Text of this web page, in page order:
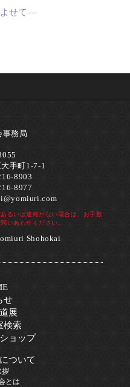
よせて―
事務局
手町1-7-1
8903
8977
るいは連絡がない場合は、お手数
いあわせください。
Shohokai
せ
展
検索
ョップ
ついて
拶
とは